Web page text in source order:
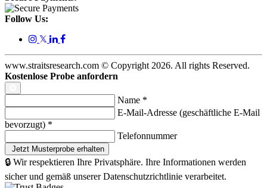
Follow Us:
𝕏
www.straitsresearch.com © Copyright 2026. All rights Reserved.
Kostenlose Probe anfordern
Name *
E-Mail-Adresse (geschäftliche E-Mail
bevorzugt) *
Telefonnummer
🔒 Wir respektieren Ihre Privatsphäre. Ihre Informationen werden
sicher und gemäß unserer Datenschutzrichtlinie verarbeitet.